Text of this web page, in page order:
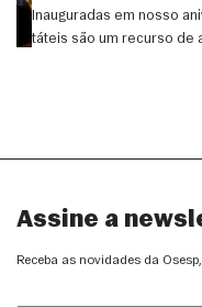
Inauguradas em nosso
táteis são um recurso de
Assine a
Receba as novidades da